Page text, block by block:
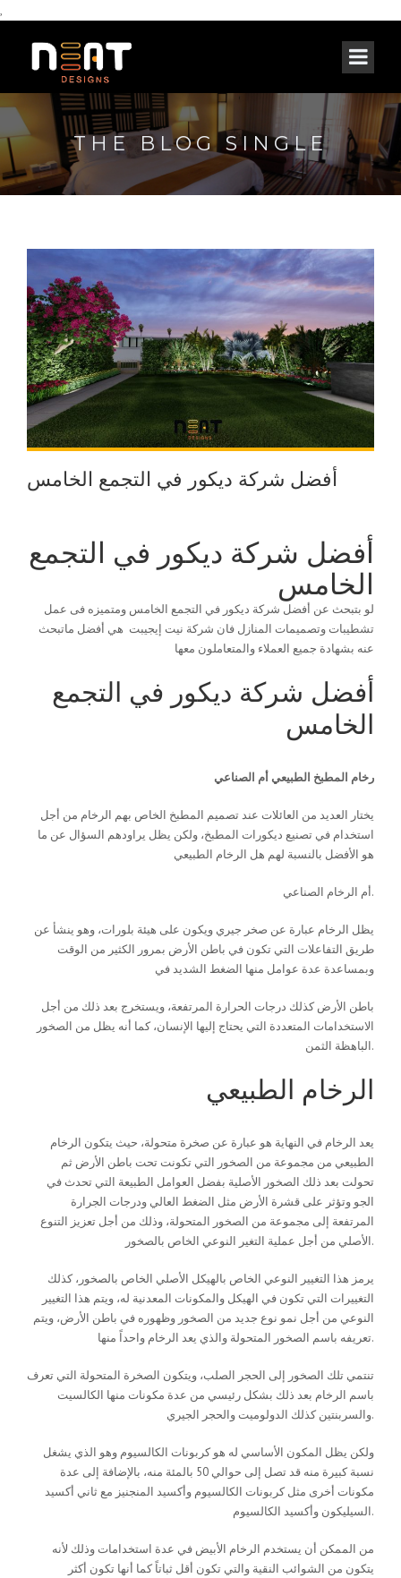
,
THE BLOG SINGLE
أفضل شركة ديكور في التجمع الخامس
أفضل شركة ديكور في التجمع
الخامس
لو بتبحث عن أفضل شركة ديكور في التجمع الخامس ومتميزه فى عمل
تشطيبات وتصميمات المنازل فان شركة نيت إيجيبت هي أفضل ماتبحث
عنه بشهادة جميع العملاء والمتعاملون معها
أفضل شركة ديكور في التجمع
الخامس
رخام المطبخ الطبيعي أم الصناعي
يختار العديد من العائلات عند تصميم المطبخ الخاص بهم الرخام من أجل
استخدام في تصنيع ديكورات المطبخ، ولكن يظل يراودهم السؤال عن ما
هو الأفضل بالنسبة لهم هل الرخام الطبيعي
أم الرخام الصناعي.
يظل الرخام عبارة عن صخر جيري ويكون على هيئة بلورات، وهو ينشأ عن
طريق التفاعلات التي تكون في باطن الأرض بمرور الكثير من الوقت
وبمساعدة عدة عوامل منها الضغط الشديد في
باطن الأرض كذلك درجات الحرارة المرتفعة، ويستخرج بعد ذلك من أجل
الاستخدامات المتعددة التي يحتاج إليها الإنسان، كما أنه يظل من الصخور
الباهظة الثمن.
الرخام الطبيعي
يعد الرخام في النهاية هو عبارة عن صخرة متحولة، حيث يتكون الرخام
الطبيعي من مجموعة من الصخور التي تكونت تحت باطن الأرض ثم
تحولت بعد ذلك الصخور الأصلية بفضل العوامل الطبيعة التي تحدث في
الجو وتؤثر على قشرة الأرض مثل الضغط العالي ودرجات الجرارة
المرتفعة إلى مجموعة من الصخور المتحولة، وذلك من أجل تعزيز التنوع
الأصلي من أجل عملية التغير النوعي الخاص بالصخور.
يرمز هذا التغيير النوعي الخاص بالهيكل الأصلي الخاص بالصخور، كذلك
التغييرات التي تكون في الهيكل والمكونات المعدنية له، ويتم هذا التغيير
النوعي من أجل نمو نوع جديد من الصخور وظهوره في باطن الأرض، ويتم
تعريفه باسم الصخور المتحولة والذي يعد الرخام واحداً منها.
تنتمي تلك الصخور إلى الحجر الصلب، ويتكون الصخرة المتحولة التي تعرف
باسم الرخام بعد ذلك بشكل رئيسي من عدة مكونات منها الكالسيت
والسربنتين كذلك الدولوميت والحجر الجيري.
ولكن يظل المكون الأساسي له هو كربونات الكالسيوم وهو الذي يشغل
نسبة كبيرة منه قد تصل إلى حوالي 50 بالمئة منه، بالإضافة إلى عدة
مكونات أخرى مثل كربونات الكالسيوم وأكسيد المنجنيز مع ثاني أكسيد
السيليكون وأكسيد الكالسيوم.
من الممكن أن يستخدم الرخام الأبيض في عدة استخدامات وذلك لأنه
يتكون من الشوائب النقية والتي تكون أقل ثباتاً كما أنها تكون أكثر